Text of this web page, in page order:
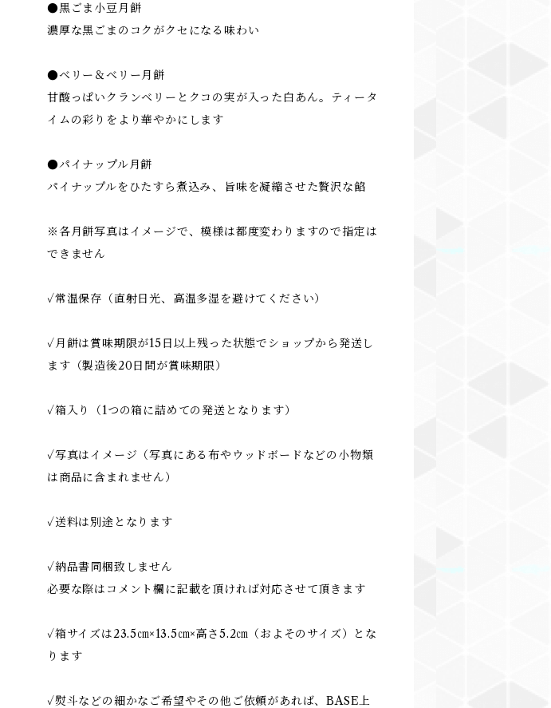
●黒ごま小豆月餅
濃厚な黒ごまのコクがクセになる味わい
●ベリー＆ベリー月餅
甘酸っぱいクランベリーとクコの実が入った白あん。ティータ
イムの彩りをより華やかにします
●パイナップル月餅
パイナップルをひたすら煮込み、旨味を凝縮させた贅沢な餡
※各月餅写真はイメージで、模様は都度変わりますので指定は
できません
✓常温保存（直射日光、高温多湿を避けてください）
✓月餅は賞味期限が15日以上残った状態でショップから発送し
ます（製造後20日間が賞味期限）
✓箱入り（1つの箱に詰めての発送となります）
✓写真はイメージ（写真にある布やウッドボードなどの小物類
は商品に含まれません）
✓送料は別途となります
✓納品書同梱致しません
必要な際はコメント欄に記載を頂ければ対応させて頂きます
✓箱サイズは23.5㎝×13.5㎝×高さ5.2㎝（およそのサイズ）とな
ります
✓熨斗などの細かなご希望やその他ご依頼があれば、BASE上